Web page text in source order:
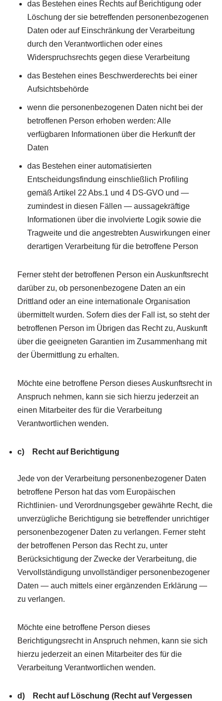
das Bestehen eines Rechts auf Berichtigung oder
Löschung der sie betreffenden personenbezogenen
Daten oder auf Einschränkung der Verarbeitung
durch den Verantwortlichen oder eines
Widerspruchsrechts gegen diese Verarbeitung
das Bestehen eines Beschwerderechts bei einer
Aufsichtsbehörde
wenn die personenbezogenen Daten nicht bei der
betroffenen Person erhoben werden: Alle
verfügbaren Informationen über die Herkunft der
Daten
das Bestehen einer automatisierten
Entscheidungsfindung einschließlich Profiling
gemäß Artikel 22 Abs.1 und 4 DS-GVO und —
zumindest in diesen Fällen — aussagekräftige
Informationen über die involvierte Logik sowie die
Tragweite und die angestrebten Auswirkungen einer
derartigen Verarbeitung für die betroffene Person
Ferner steht der betroffenen Person ein Auskunftsrecht
darüber zu, ob personenbezogene Daten an ein
Drittland oder an eine internationale Organisation
übermittelt wurden. Sofern dies der Fall ist, so steht der
betroffenen Person im Übrigen das Recht zu, Auskunft
über die geeigneten Garantien im Zusammenhang mit
der Übermittlung zu erhalten.
Möchte eine betroffene Person dieses Auskunftsrecht in
Anspruch nehmen, kann sie sich hierzu jederzeit an
einen Mitarbeiter des für die Verarbeitung
Verantwortlichen wenden.
c) Recht auf Berichtigung
Jede von der Verarbeitung personenbezogener Daten
betroffene Person hat das vom Europäischen
Richtlinien- und Verordnungsgeber gewährte Recht, die
unverzügliche Berichtigung sie betreffender unrichtiger
personenbezogener Daten zu verlangen. Ferner steht
der betroffenen Person das Recht zu, unter
Berücksichtigung der Zwecke der Verarbeitung, die
Vervollständigung unvollständiger personenbezogener
Daten — auch mittels einer ergänzenden Erklärung —
zu verlangen.
Möchte eine betroffene Person dieses
Berichtigungsrecht in Anspruch nehmen, kann sie sich
hierzu jederzeit an einen Mitarbeiter des für die
Verarbeitung Verantwortlichen wenden.
d) Recht auf Löschung (Recht auf Vergessen